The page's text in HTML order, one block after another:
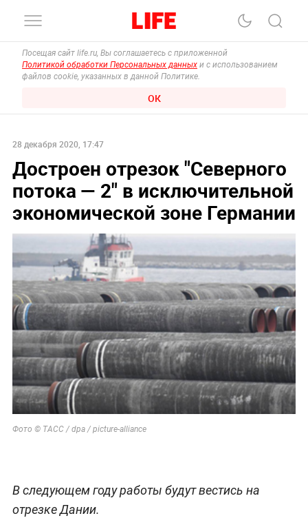
Посещая сайт life.ru, Вы соглашаетесь с приложенной
Политикой обработки Персональных данных и с использованием
файлов cookie, указанных в данной Политике.
ОК
28 декабря 2020, 17:47
Достроен отрезок "Северного
потока — 2" в исключительной
экономической зоне Германии
Фото © ТАСС / dpa / picture-alliance
В следующем году работы будут вестись на
отрезке Дании.